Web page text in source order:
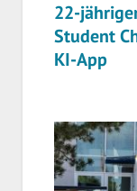
22-
Student
KI-App